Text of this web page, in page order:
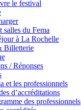
le festival
salles du Fema
à La Rochelle
Billetterie
/ Réponses
et les professionnels
d’accréditations
des professionnels